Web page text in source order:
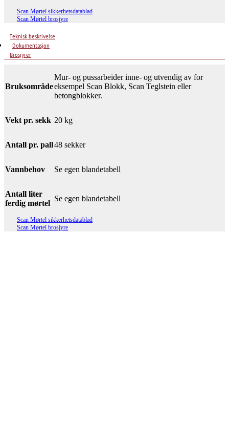
Scan Mørtel sikkerhetsdatablad
Scan Mørtel brosjyre
Teknisk beskrivelse
Dokumentasjon
Brosjyrer
Bruksområde
Mur- og pussarbeider inne- og utvendig av for
eksempel Scan Blokk, Scan Teglstein eller
betongblokker.
Vekt pr. sekk 20 kg
Antall pr. pall48 sekker
Vannbehov Se egen blandetabell
Antall liter
ferdig mørtel
Se egen blandetabell
Scan Mørtel sikkerhetsdatablad
Scan Mørtel brosjyre